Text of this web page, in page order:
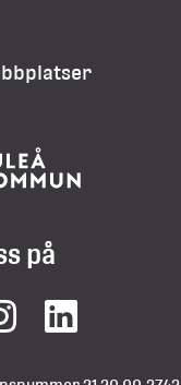
på
InstagramLinkedIn